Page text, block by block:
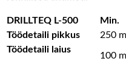
DRILLTEQ L-500 Min.
Töödetaili pikkus
250
Töödetaili laius
100